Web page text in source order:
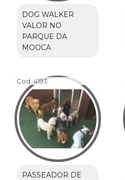
DOG WALKER
VALOR NO
PARQUE DA
MOOCA
Cod.:4193
PASSEADOR DE